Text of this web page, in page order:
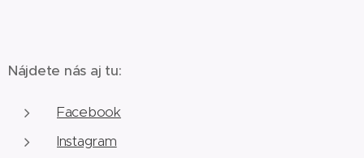
Nájdete nás aj tu:
Facebook
Instagram